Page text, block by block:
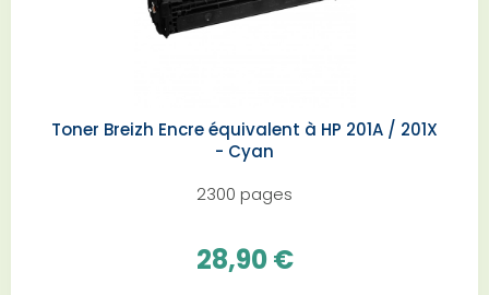
Toner Breizh Encre équivalent à HP 201A / 201X
- Cyan
2300 pages
28,90 €